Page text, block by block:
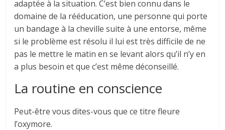
adaptée à la situation. C’est bien connu dans le
domaine de la rééducation, une personne qui porte
un bandage à la cheville suite à une entorse, même
si le problème est résolu il lui est très difficile de ne
pas le mettre le matin en se levant alors qu’il n’y en
a plus besoin et que c’est même déconseillé.
La routine en conscience
Peut-être vous dites-vous que ce titre fleure
l’oxymore.